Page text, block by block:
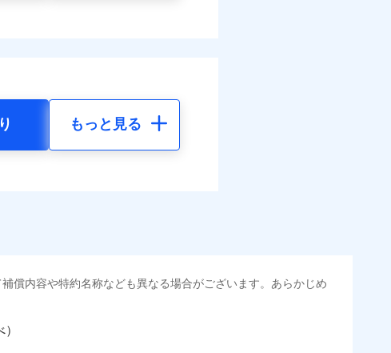
もっと見る
償内容や特約名称なども異なる場合がございます。あらかじめ